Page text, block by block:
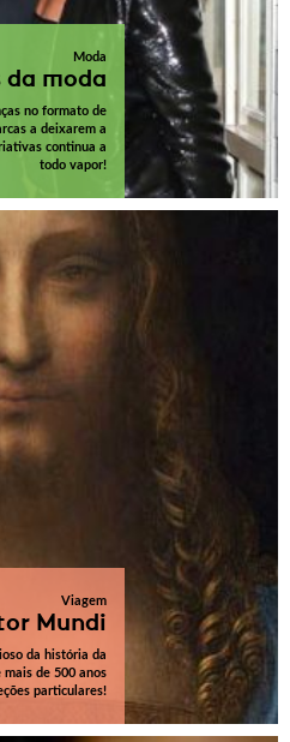
Moda
moda
no formato de
a deixarem a
continua a
todo vapor!
Viagem
Mundi
da história da
de 500 anos
particulares!